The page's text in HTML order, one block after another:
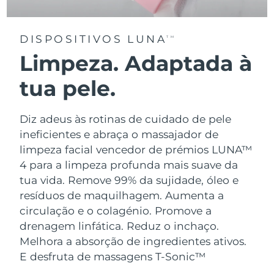
DISPOSITIVOS LUNATM
Limpeza. Adaptada à
tua pele.
Diz adeus às rotinas de cuidado de pele
ineficientes e abraça o massajador de
limpeza facial vencedor de prémios LUNA™
4 para a limpeza profunda mais suave da
tua vida. Remove 99% da sujidade, óleo e
resíduos de maquilhagem. Aumenta a
circulação e o colagénio. Promove a
drenagem linfática. Reduz o inchaço.
Melhora a absorção de ingredientes ativos.
E desfruta de massagens T-Sonic™